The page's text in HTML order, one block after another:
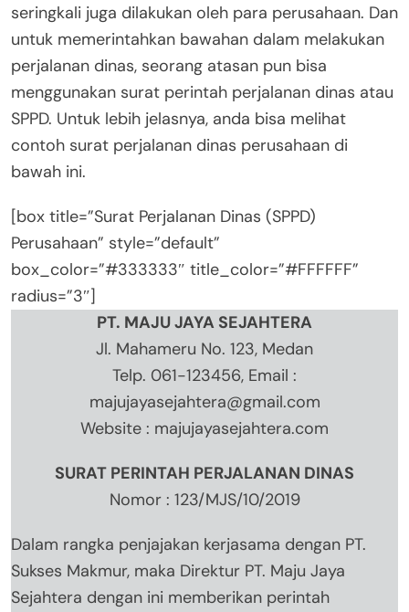
seringkali juga dilakukan oleh para perusahaan. Dan
untuk memerintahkan bawahan dalam melakukan
perjalanan dinas, seorang atasan pun bisa
menggunakan surat perintah perjalanan dinas atau
SPPD. Untuk lebih jelasnya, anda bisa melihat
contoh surat perjalanan dinas perusahaan di
bawah ini.
[box title=”Surat Perjalanan Dinas (SPPD)
Perusahaan” style=”default”
box_color=”#333333″ title_color=”#FFFFFF”
radius=”3″]
PT. MAJU JAYA SEJAHTERA
Jl. Mahameru No. 123, Medan
Telp. 061-123456, Email :
majujayasejahtera@gmail.com
Website : majujayasejahtera.com
SURAT PERINTAH PERJALANAN DINAS
Nomor : 123/MJS/10/2019
Dalam rangka penjajakan kerjasama dengan PT.
Sukses Makmur, maka Direktur PT. Maju Jaya
Sejahtera dengan ini memberikan perintah